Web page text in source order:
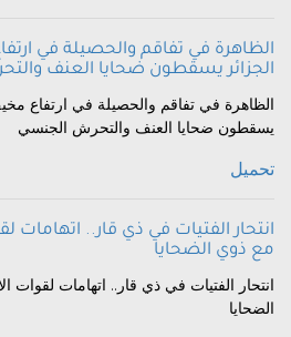
الظاهرة في تفاقم والحصيلة في
الجزائر يسقطون ضحايا العنف
الظاهرة في تفاقم والحصيلة في ارتفاع
يسقطون ضحايا العنف والتحرش الجنسي
تحميل
انتحار الفتيات في ذي قار.. اتهامات
مع ذوي الضحايا
انتحار الفتيات في ذي قار.. اتهامات لقوات
الضحايا